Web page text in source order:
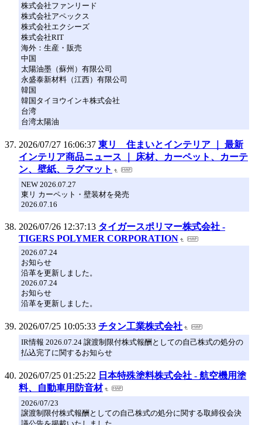
株式会社ファンリード
株式会社アペックス
株式会社エクシーズ
株式会社RIT
海外：生産・販売
中国
太陽油墨（蘇州）有限公司
永盛泰新材料（江西）有限公司
韓国
韓国タイヨウインキ株式会社
台湾
台湾太陽油
2026/07/27 16:06:37 東リ 住まいとインテリア ｜ 最新
インテリア商品ニュース ｜ 床材、カーペット、カーテ
ン、壁紙、ラグマット
NEW 2026.07.27
東リ カーペット・壁装材を発売
2026.07.16
2026/07/26 12:37:13 タイガースポリマー株式会社 -
TIGERS POLYMER CORPORATION
2026.07.24
お知らせ
沿革を更新しました。
2026.07.24
お知らせ
沿革を更新しました。
2026/07/25 10:05:33 チタン工業株式会社
IR情報 2026.07.24 譲渡制限付株式報酬としての自己株式の処分の
払込完了に関するお知らせ
2026/07/25 01:25:22 日本特殊塗料株式会社 - 航空機用塗
料、自動車用防音材
2026/07/23
譲渡制限付株式報酬としての自己株式の処分に関する取締役会決